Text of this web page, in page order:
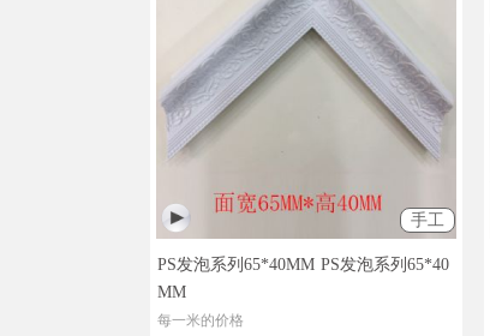
手工
PS发泡系列65*40MM PS发泡系列65*40
MM
每一米的价格